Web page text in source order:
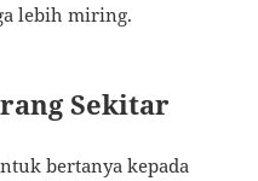
lebih miring.
Sekitar
bertanya kepada